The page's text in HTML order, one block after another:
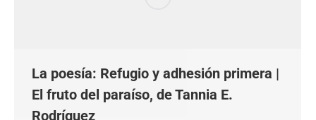
La poesía: Refugio y adhesión primera |
El fruto del paraíso, de Tannia E.
Rodríguez